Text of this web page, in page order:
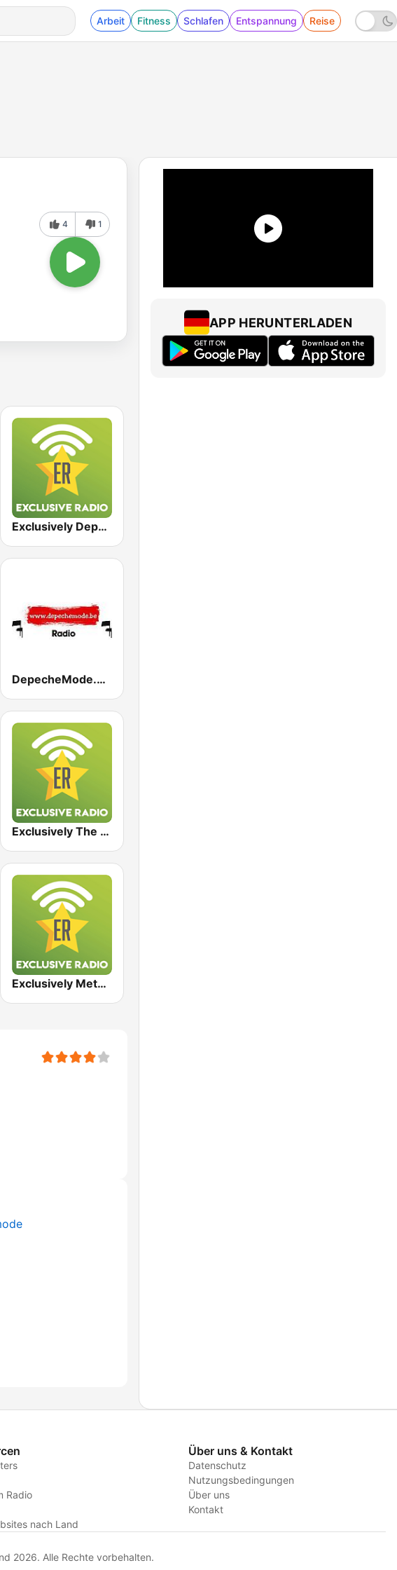
Arbeit Fitness Schlafen Entspannung Reise
4 1
Exclusively Depeche Mode
DepecheMode.be Radio
Exclusively The Cure
Exclusively Metallica
APP HERUNTERLADEN
Radio
nach Land
Über uns & Kontakt
Datenschutz
Nutzungsbedingungen
Über uns
Kontakt
2026. Alle Rechte vorbehalten.